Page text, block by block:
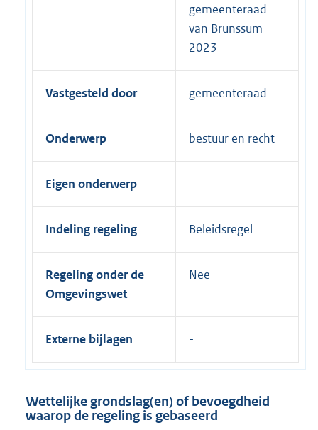
gemeenteraad
van Brunssum
2023
Vastgesteld door gemeenteraad
Onderwerp bestuur en recht
Eigen onderwerp
Indeling regeling Beleidsregel
Regeling onder de
Omgevingswet
Nee
Externe bijlagen
Wettelijke grondslag(en) of bevoegdheid
waarop de regeling is gebaseerd